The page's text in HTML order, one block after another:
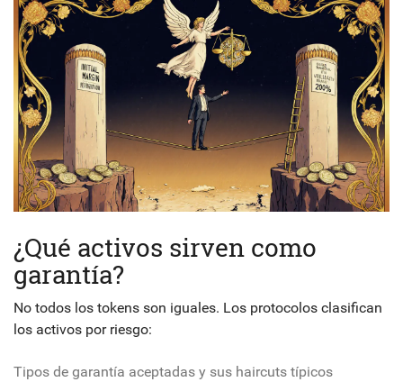
¿Qué activos sirven como
garantía?
No todos los tokens son iguales. Los protocolos clasifican
los activos por riesgo:
Tipos de garantía aceptadas y sus haircuts típicos